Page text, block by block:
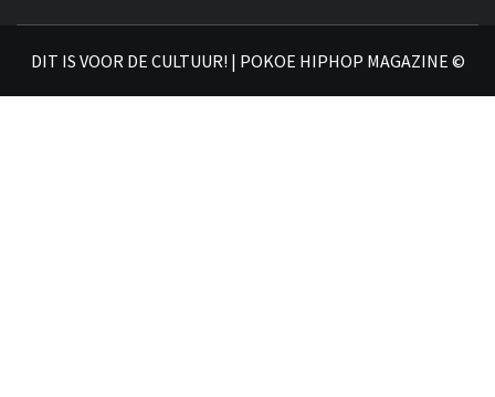
DIT IS VOOR DE CULTUUR! | POKOE HIPHOP MAGAZINE ©